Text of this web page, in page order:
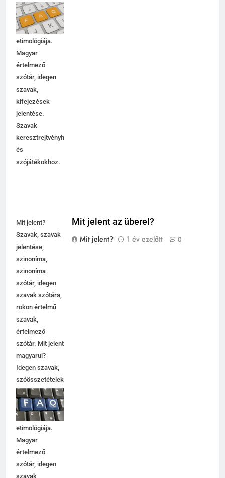
jelentése,
magyarázata,
használata,
etimológiája.
Magyar
értelmező
szótár, idegen
szavak,
kifejezések
jelentése.
Szavak
keresztrejtvényhez
és
szójátékokhoz.
Mit jelent?
Szavak, szavak
jelentése,
szinoníma,
szinoníma
szótár, idegen
szavak szótára,
rokon értelmű
szavak,
értelmező
szótár. Mit jelent
magyarul?
Idegen szavak,
szóösszetételek
jelentése,
magyarázata,
használata,
etimológiája.
Magyar
értelmező
szótár, idegen
szavak,
Mit jelent az überel?
Mit jelent?
1 év ezelőtt 0
5
6
7